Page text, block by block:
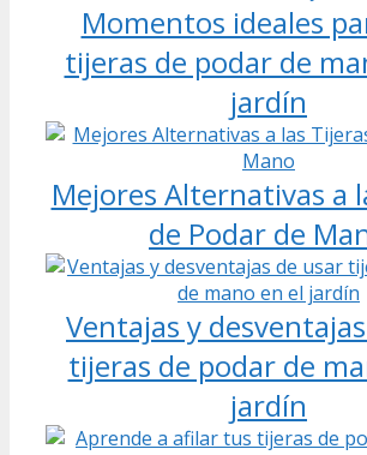
Momentos ideales
tijeras de podar de
jardín
Mejores Alternativas a
de Podar de
Ventajas y
tijeras de podar de
jardín